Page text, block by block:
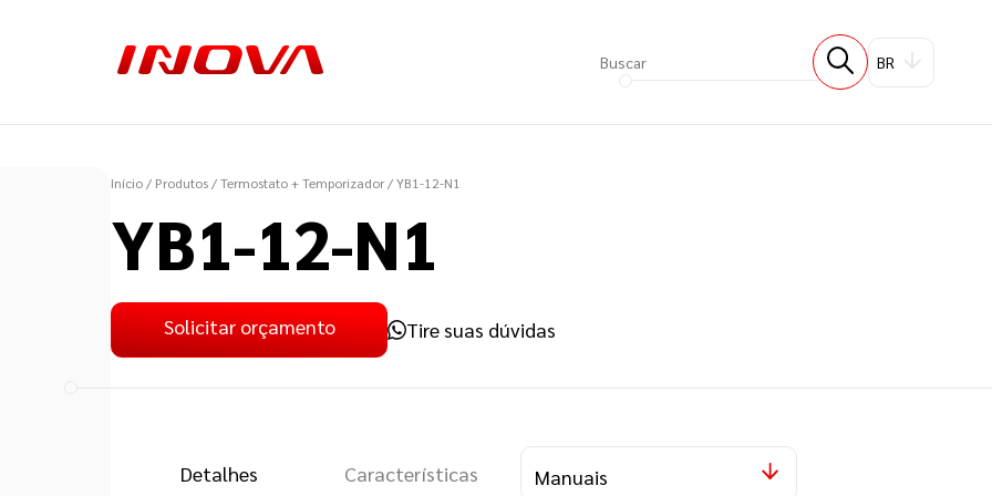
BR
Início / Produtos / Termostato + Temporizador / YB1-12-N1
YB1-12-N1
Solicitar orçamento Tire suas dúvidas
Detalhes Características Manuais